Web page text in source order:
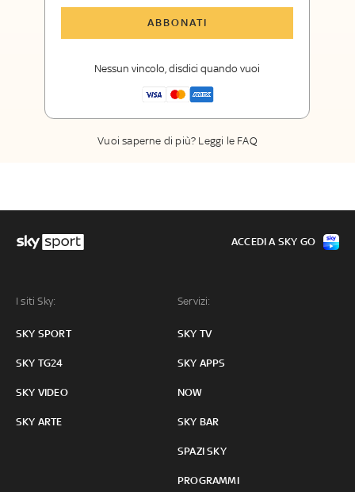
Sport
La newsletter esclusiva di Sky Sport
ABBONATI
Nessun vincolo, disdici quando vuoi
Vuoi saperne di più? Leggi le FAQ
I siti Sky:
SKY SPORT
SKY TG24
SKY VIDEO
SKY ARTE
Servizi:
SKY TV
SKY APPS
NOW
SKY BAR
SPAZI SKY
PROGRAMMI
ACCEDI A SKY GO